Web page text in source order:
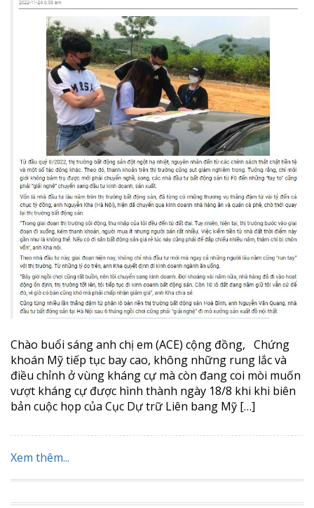
Chào buổi sáng anh chị em (ACE) cộng đồng, Chứng
khoán Mỹ tiếp tục bay cao, không những rung lắc và
điều chỉnh ở vùng kháng cự mà còn đang coi mòi muốn
vượt kháng cự được hình thành ngày 18/8 khi khi biên
bản cuộc họp của Cục Dự trữ Liên bang Mỹ […]
Xem thêm...